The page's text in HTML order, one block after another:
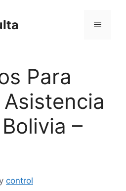
Menu
Para
–
control